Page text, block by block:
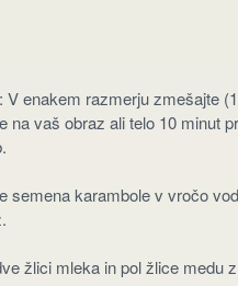
enakem razmerju zmešajte
vaš obraz ali telo 10 minut
semena karambole v vročo
žlici mleka in pol žlice medu